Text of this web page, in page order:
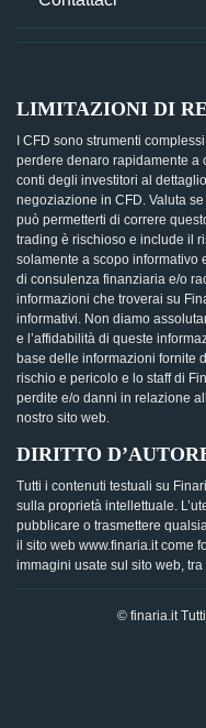
LIMITAZIONI DI
I CFD sono strumenti
perdere denaro rapidamente a
conti degli investitori al
negoziazione in CFD. Valuta
può permetterti di correre
trading è rischioso e include il
solamente a scopo informativo
di consulenza finanziaria e/o
informazioni che troverai su
informativi. Non diamo
e l’affidabilità di queste
base delle informazioni fornite
rischio e pericolo e lo staff di
perdite e/o danni in relazione
nostro sito web.
DIRITTO
Tutti i contenuti testuali su
sulla proprietà intellettuale.
pubblicare o trasmettere
il sito web www.finaria.it come
immagini usate sul sito web,
© finaria.it